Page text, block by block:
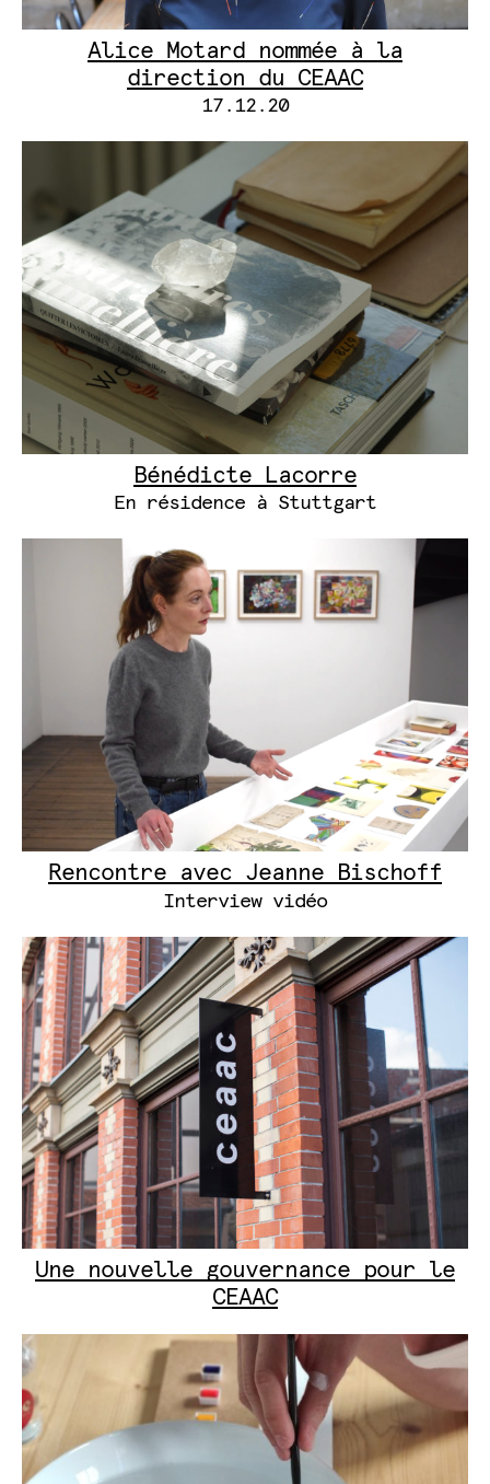
Alice Motard nommée à la
direction du CEAAC
17.12.20
Bénédicte Lacorre
En résidence à Stuttgart
Rencontre avec Jeanne Bischoff
Interview vidéo
Une nouvelle gouvernance pour le
CEAAC